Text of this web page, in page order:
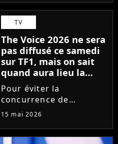
raison des accusations
portées contre lui, le
chanteur a choisi une
émission hautement
symbolique...
TV
The Voice 2026 ne sera
pas diffusé ce samedi
sur TF1, mais on sait
quand aura lieu la
grande finale
Pour éviter la
concurrence de
l'Eurovision sur France
des programmes. Le
15 mai 2026